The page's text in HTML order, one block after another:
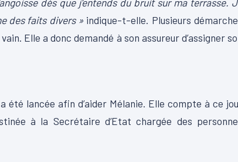
des faits divers » indique-t-elle. Plusieurs
Elle a donc demandé à son assureur d’assigner
a été lancée afin d’aider Mélanie. Elle compte à ce
à la Secrétaire d’Etat chargée des